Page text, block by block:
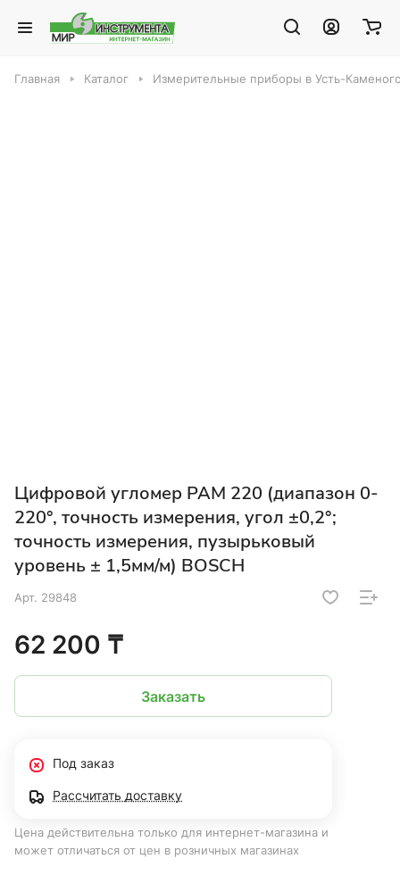
Главная Каталог Измерительные приборы в Усть-
Цифровой угломер PAM 220 (диапазон 0-
220°, точность измерения, угол ±0,2°;
точность измерения, пузырьковый
уровень ± 1,5мм/м) BOSCH
Арт. 29848
62 200 ₸
Заказать
Под заказ
Рассчитать доставку
Цена действительна только для интернет-магазина и
может отличаться от цен в розничных магазинах